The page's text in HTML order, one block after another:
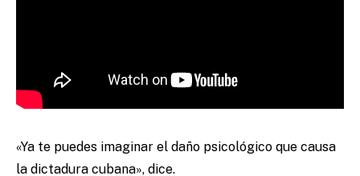
«Ya te puedes imaginar el daño psicológico que causa
la dictadura cubana», dice.